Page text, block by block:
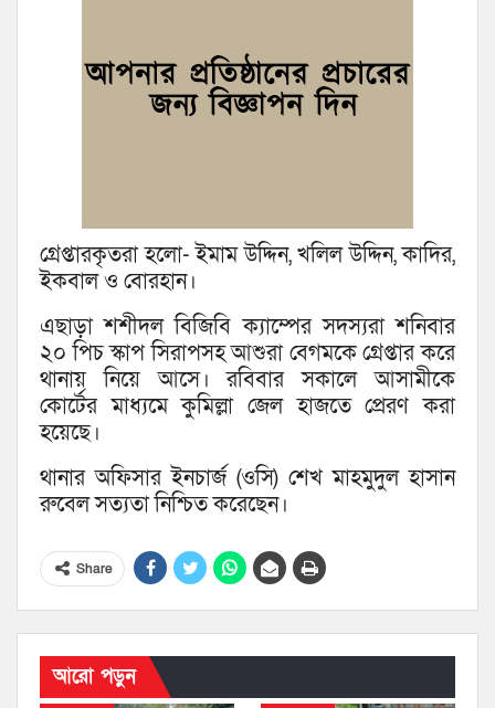
গ্রেপ্তারকৃতরা হলো- ইমাম উদ্দিন, খলিল উদ্দিন, কাদির,
ইকবাল ও বোরহান।
এছাড়া শশীদল বিজিবি ক্যাম্পের সদস্যরা শনিবার
২০ পিচ স্কাপ সিরাপসহ আশুরা বেগমকে গ্রেপ্তার করে
থানায় নিয়ে আসে। রবিবার সকালে আসামীকে
কোর্টের মাধ্যমে কুমিল্লা জেল হাজতে প্রেরণ করা
হয়েছে।
থানার অফিসার ইনচার্জ (ওসি) শেখ মাহমুদুল হাসান
রুবেল সত্যতা নিশ্চিত করেছেন।
Share
আরো পড়ুন